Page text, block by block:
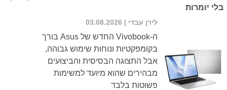
בלי יומרות
לירן עבדי | 03.08.2026
ה-Vivobook החדש של Asus בורך
בקומפקטיות ונוחות שימוש גבוהה,
אבל התצוגה הבסיסית והביצועים
מבהירים שהוא מיועד למשימות
פשוטות בלבד